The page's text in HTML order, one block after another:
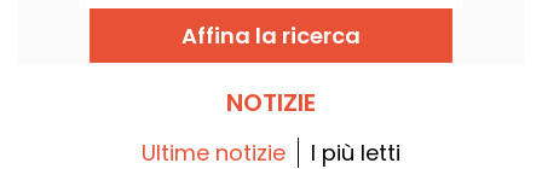
Affina la ricerca
NOTIZIE
Ultime notizie I più letti